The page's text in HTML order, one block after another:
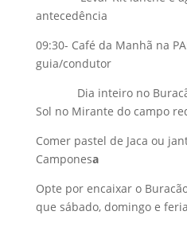
antecedência
09:30- Café da Manhã na
guia/condutor
Dia inteiro no Buracão
Sol no Mirante do campo
Comer pastel de Jaca ou
Camponesa
Opte por encaixar o
que sábado, domingo e